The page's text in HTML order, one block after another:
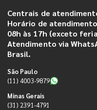
Centrais de
Horário de
08h às 17h (exceto
Atendimento via
Brasil.
São Paulo
(11) 4003-9879
Minas Gerais
(31) 2391-4791